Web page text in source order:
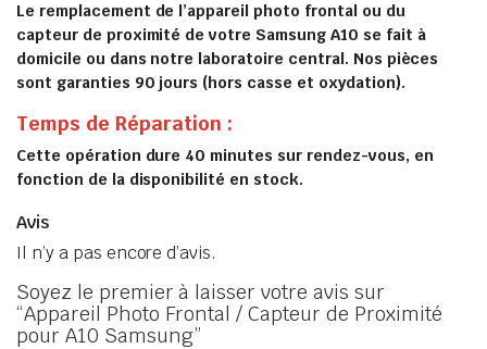
Le remplacement de l’appareil photo frontal ou du
capteur de proximité de votre Samsung A10 se fait à
domicile ou dans notre laboratoire central. Nos pièces
sont garanties 90 jours (hors casse et oxydation).
Temps de Réparation :
Cette opération dure 40 minutes sur rendez-vous, en
fonction de la disponibilité en stock.
Avis
Il n’y a pas encore d’avis.
Soyez le premier à laisser votre avis sur
“Appareil Photo Frontal / Capteur de Proximité
pour A10 Samsung”